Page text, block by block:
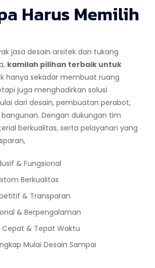
Harus Memilih
jasa desain arsitek dan tukang
kamilah pilihan terbaik untuk
hanya sekadar membuat ruang
juga menghadirkan solusi
dari desain, pembuatan perabot,
Dengan dukungan tim
berkualitas, serta pelayanan yang
& Fungsional
Berkualitas
& Transparan
& Berpengalaman
Cepat & Tepat Waktu
Mulai Desain Sampai